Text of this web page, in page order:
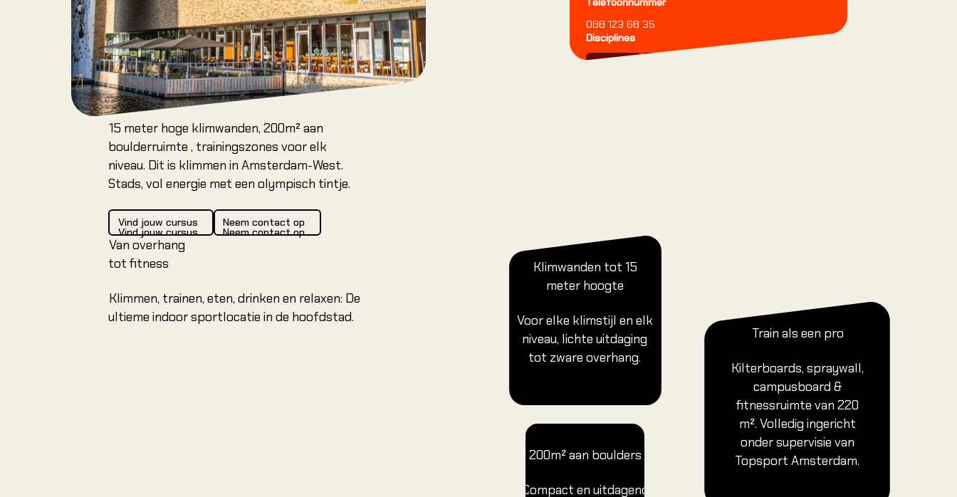
Locaties
Amsterdam
Arnhem Olympus
Arnhem Rijnhal
Dordrecht
Leeuwarden
Heerenveen
Nieuwegein (NCC)
Jouw eerste klim
Introductielessen
Cursussen
Nieuws & Blogs
Veiligheid
Boek je eerste les
088 123 68 35
Disciplines
Klimmen
15 meter hoge klimwanden, 200m² aan
boulderruimte , trainingszones voor elk
niveau. Dit is klimmen in Amsterdam-West.
Stads, vol energie met een olympisch tintje.
Vind jouw cursus
Vind jouw cursus
Vind jouw cursus
Neem contact op
Neem contact op
Neem contact op
Van overhang
tot fitness
Klimmen, trainen, eten, drinken en relaxen: De
ultieme indoor sportlocatie in de hoofdstad.
Klimwanden tot 15
meter hoogte
Voor elke klimstijl en elk
niveau, lichte uitdaging
tot zware overhang.
200m² aan boulders
Compact en uitdagend
Train als een pro
Kilterboards, spraywall,
campusboard &
fitnessruimte van 220
m². Volledig ingericht
onder supervisie van
Topsport Amsterdam.